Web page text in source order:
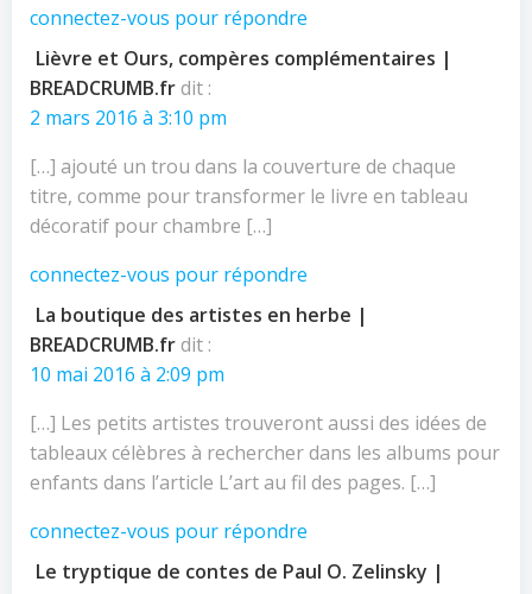
connectez-vous pour répondre
Lièvre et Ours, compères complémentaires |
BREADCRUMB.frdit :
2 mars 2016 à 3:10 pm
[…] ajouté un trou dans la couverture de chaque
titre, comme pour transformer le livre en tableau
décoratif pour chambre […]
connectez-vous pour répondre
La boutique des artistes en herbe |
BREADCRUMB.frdit :
10 mai 2016 à 2:09 pm
[…] Les petits artistes trouveront aussi des idées de
tableaux célèbres à rechercher dans les albums pour
enfants dans l’article L’art au fil des pages. […]
connectez-vous pour répondre
Le tryptique de contes de Paul O. Zelinsky |